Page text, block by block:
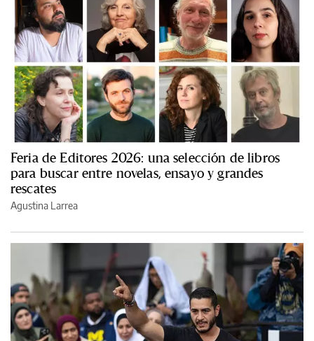
Feria de Editores 2026: una selección de libros
para buscar entre novelas, ensayo y grandes
rescates
Agustina Larrea